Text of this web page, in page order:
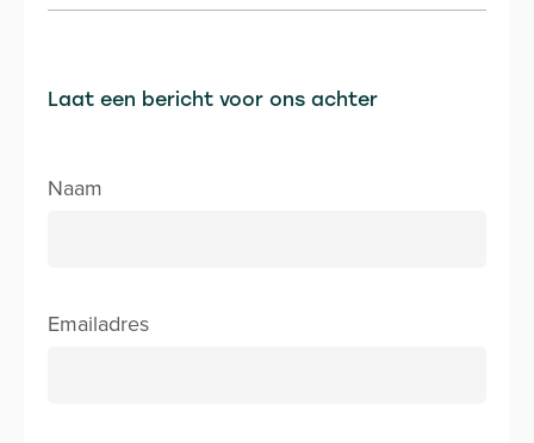
Laat een bericht voor ons achter
Naam
Emailadres